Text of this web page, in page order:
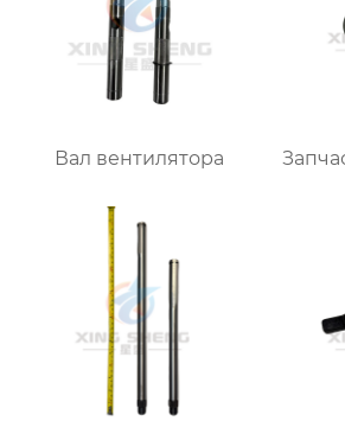
Вал вентилятора